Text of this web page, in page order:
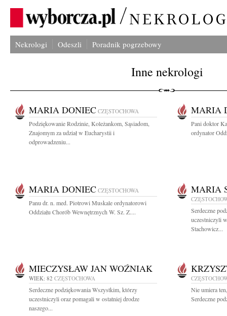
Nekrologi Odeszli Poradnik pogrzebowy
Inne nekrologi
MARIA DONIEC CZĘSTOCHOWA
Podziękowanie Rodzinie, Koleżankom, Sąsiadom,
Znajomym za udział w Eucharystii i
odprowadzeniu...
MARIA
Pani doktor
ordynator
MARIA DONIEC CZĘSTOCHOWA
Panu dr. n. med. Piotrowi Muskale ordynatorowi
Oddziału Chorób Wewnętrznych W. Sz. Z....
MARIA
Serdeczne
uczestniczyli
Stachowicz...
MIECZYSŁAW JAN WOŹNIAK
WIEK: 82 CZĘSTOCHOWA
Serdeczne podziękowania Wszystkim, którzy
uczestniczyli oraz pomagali w ostatniej drodze
naszego...
Nie umiera
Serdeczne